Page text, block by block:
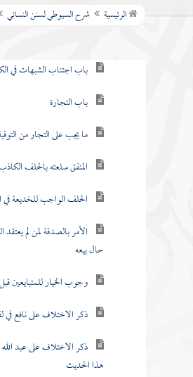
الرئيسية شرح السيوطي لسنن النسائيكتاب البيوع
باب اجتناب الشبهات في
باب التجارة
ما يجب على التجار من
المنفق سلعته بالحلف
الحلف الواجب للخديعة في
الأمر بالصدقة لمن لم يعتقد
حال بيعه
وجوب الخيار للمتبايعين قبل
ذكر الاختلاف على نافع في
ذكر الاختلاف على عبد
هذا الحديث